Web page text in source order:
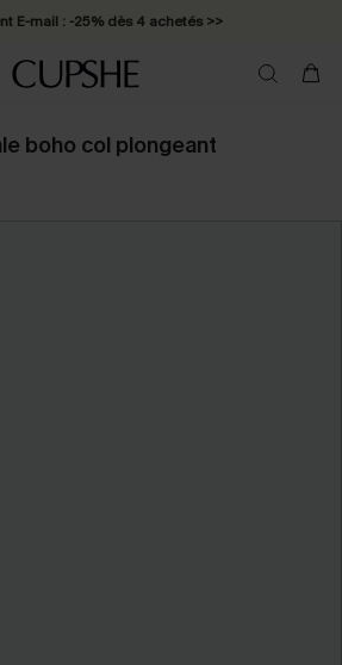
E-mail : -25% dès 4 achetés >>
boho col plongeant